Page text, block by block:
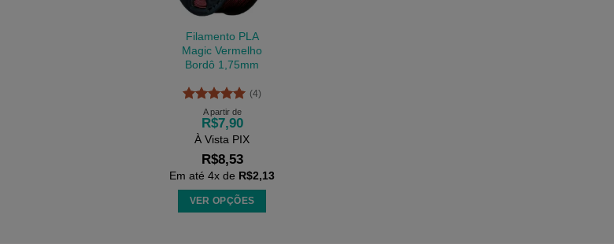
Filamento PLA
Magic Vermelho
Bordô 1,75mm
Avaliação5
de 5
(4)
A partir de
R$7,90
À Vista PIX
R$8,53
Em até 4x de R$2,13
VER OPÇÕES